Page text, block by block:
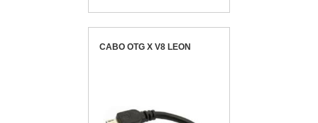
CABO OTG X V8 LEON